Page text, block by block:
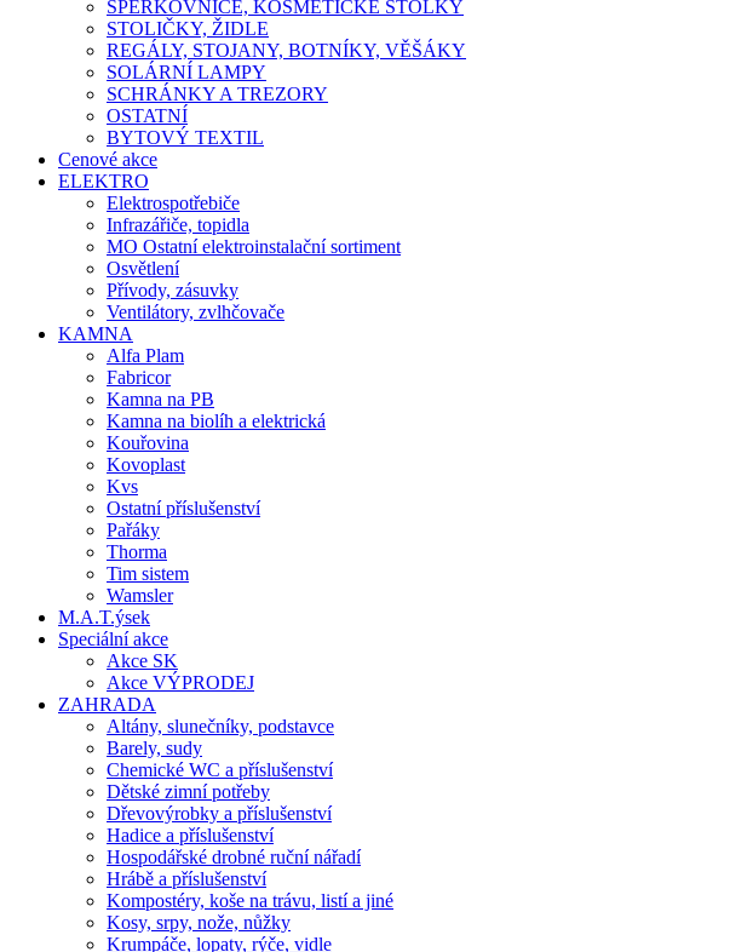
ŠPERKOVNICE, KOSMETICKÉ STOLKY
STOLIČKY, ŽIDLE
REGÁLY, STOJANY, BOTNÍKY, VĚŠÁKY
SOLÁRNÍ LAMPY
SCHRÁNKY A TREZORY
OSTATNÍ
BYTOVÝ TEXTIL
Cenové akce
ELEKTRO
Elektrospotřebiče
Infrazářiče, topidla
MO Ostatní elektroinstalační sortiment
Osvětlení
Přívody, zásuvky
Ventilátory, zvlhčovače
KAMNA
Alfa Plam
Fabricor
Kamna na PB
Kamna na biolíh a elektrická
Kouřovina
Kovoplast
Kvs
Ostatní příslušenství
Pařáky
Thorma
Tim sistem
Wamsler
M.A.T.ýsek
Speciální akce
Akce SK
Akce VÝPRODEJ
ZAHRADA
Altány, slunečníky, podstavce
Barely, sudy
Chemické WC a příslušenství
Dětské zimní potřeby
Dřevovýrobky a příslušenství
Hadice a příslušenství
Hospodářské drobné ruční nářadí
Hrábě a příslušenství
Kompostéry, koše na trávu, listí a jiné
Kosy, srpy, nože, nůžky
Krumpáče, lopaty, rýče, vidle